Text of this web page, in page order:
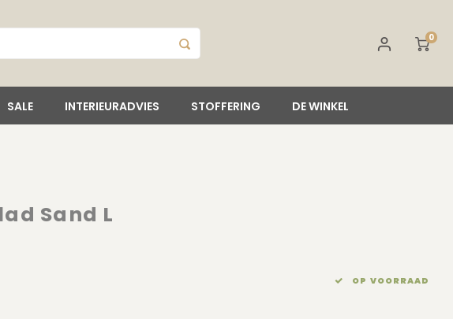
0
SALE INTERIEURADVIES STOFFERING DE WINKEL
Sand L
OP VOORRAAD